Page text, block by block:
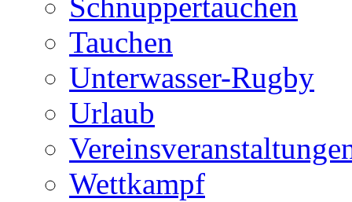
Schnuppertauchen
Tauchen
Unterwasser-Rugby
Urlaub
Wettkampf